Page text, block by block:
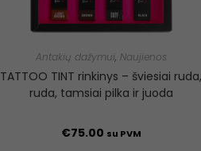
Antakių dažymui, Naujienos
TATTOO TINT rinkinys – šviesiai ruda,
ruda, tamsiai pilka ir juoda
€75.00 su PVM